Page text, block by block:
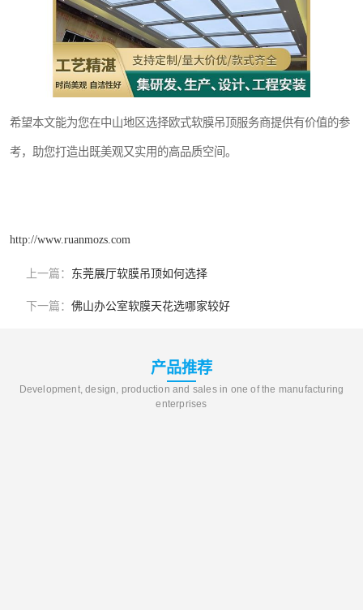
希望本文能为您在中山地区选择欧式软膜吊顶服务商提供有价值的参
考，助您打造出既美观又实用的高品质空间。
http://www.ruanmozs.com
上一篇： 东莞展厅软膜吊顶如何选择
下一篇： 佛山办公室软膜天花选哪家较好
产品推荐
Development, design, production and sales in one of the manufacturing
enterprises